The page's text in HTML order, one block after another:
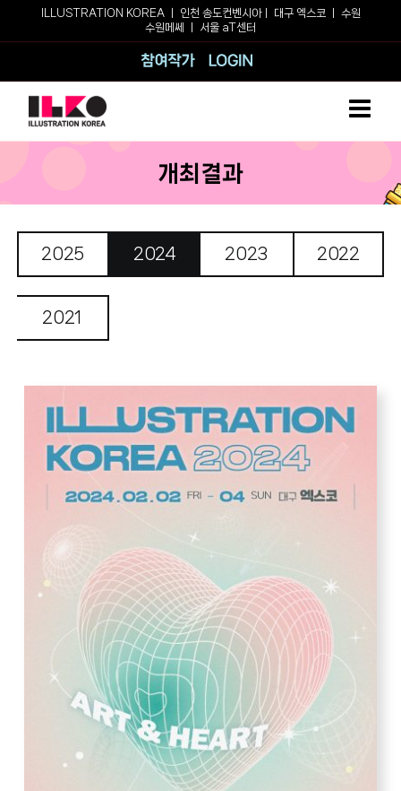
ILLUSTRATION KOREA ㅣ 인천 송도컨벤시아ㅣ 대구 엑스코
수원
수원메쎄
서울 aT센터
참여작가
개최결과
2025 2024 2023 2022
2021